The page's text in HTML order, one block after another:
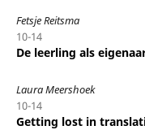
Fetsje Reitsma
10-14
De leerling als
Laura Meershoek
10-14
Getting lost in